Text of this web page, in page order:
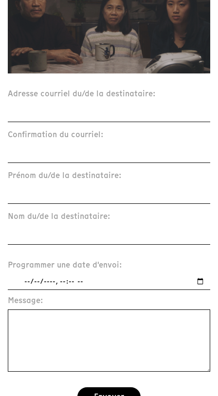
Adresse courriel du/de la destinataire:
Confirmation du courriel:
Prénom du/de la destinataire:
Nom du/de la destinataire:
Programmer une date d'envoi:
Message: